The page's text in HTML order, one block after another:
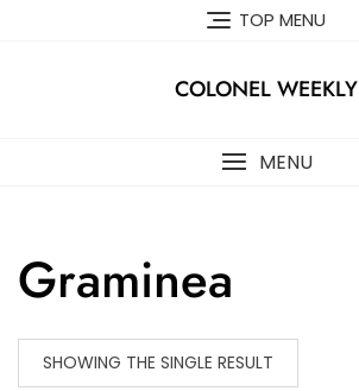
TOP MENU
COLONEL WEEKLY
MENU
Graminea
SHOWING THE SINGLE RESULT